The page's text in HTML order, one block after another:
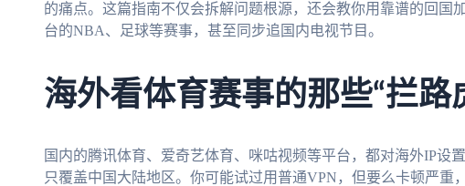
的痛点。这篇指南不仅会拆解问题根源，还会教你用靠谱的回国
台的NBA、足球等赛事，甚至同步追国内电视节目。
海外看体育赛事的那些“拦路
国内的腾讯体育、爱奇艺体育、咪咕视频等平台，都对海外IP设
只覆盖中国大陆地区。你可能试过用普通VPN，但要么卡顿严重